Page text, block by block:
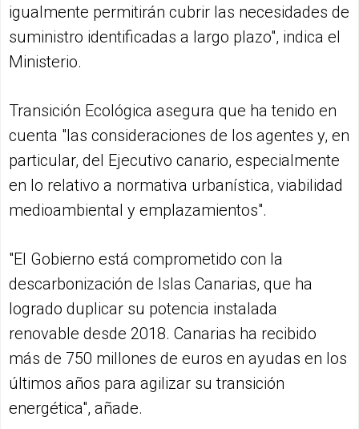
igualmente permitirán cubrir las necesidades de
suministro identificadas a largo plazo", indica el
Ministerio.
Transición Ecológica asegura que ha tenido en
cuenta "las consideraciones de los agentes y, en
particular, del Ejecutivo canario, especialmente
en lo relativo a normativa urbanística, viabilidad
medioambiental y emplazamientos".
"El Gobierno está comprometido con la
descarbonización de Islas Canarias, que ha
logrado duplicar su potencia instalada
renovable desde 2018. Canarias ha recibido
más de 750 millones de euros en ayudas en los
últimos años para agilizar su transición
energética", añade.